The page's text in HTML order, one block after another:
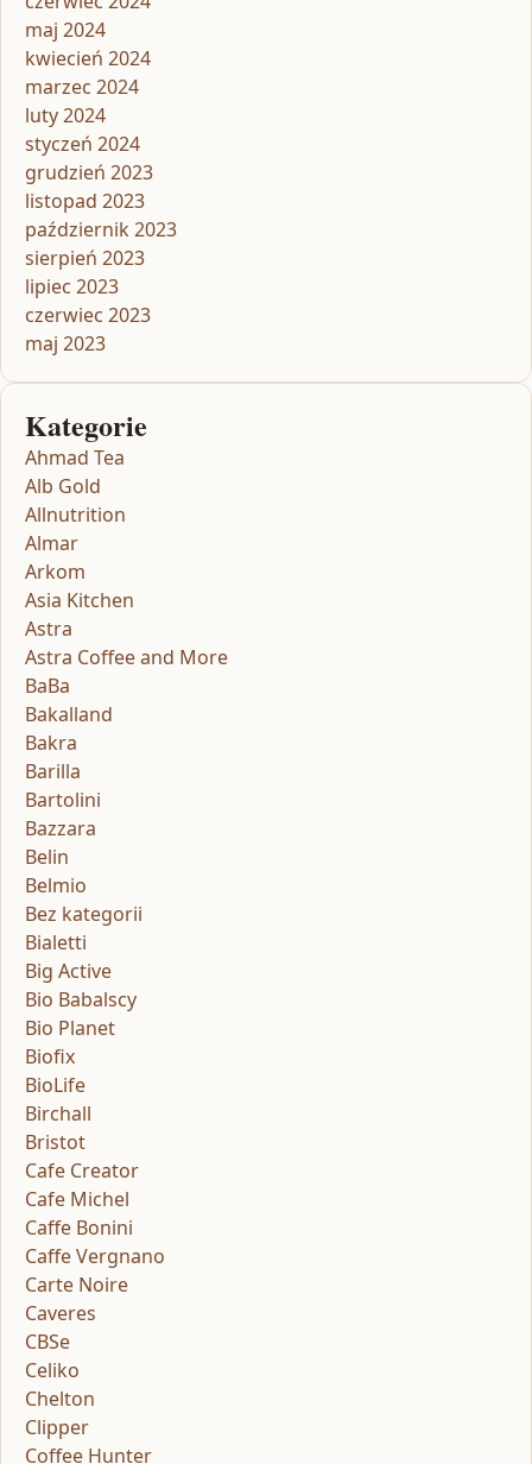
maj 2024
kwiecień 2024
marzec 2024
luty 2024
styczeń 2024
grudzień 2023
listopad 2023
październik 2023
sierpień 2023
lipiec 2023
czerwiec 2023
maj 2023
Kategorie
Ahmad Tea
Alb Gold
Allnutrition
Almar
Arkom
Asia Kitchen
Astra
Astra Coffee and More
BaBa
Bakalland
Bakra
Barilla
Bartolini
Bazzara
Belin
Belmio
Bez kategorii
Bialetti
Big Active
Bio Babalscy
Bio Planet
Biofix
BioLife
Birchall
Bristot
Cafe Creator
Cafe Michel
Caffe Bonini
Caffe Vergnano
Carte Noire
Caveres
CBSe
Celiko
Chelton
Clipper
Coffee Hunter